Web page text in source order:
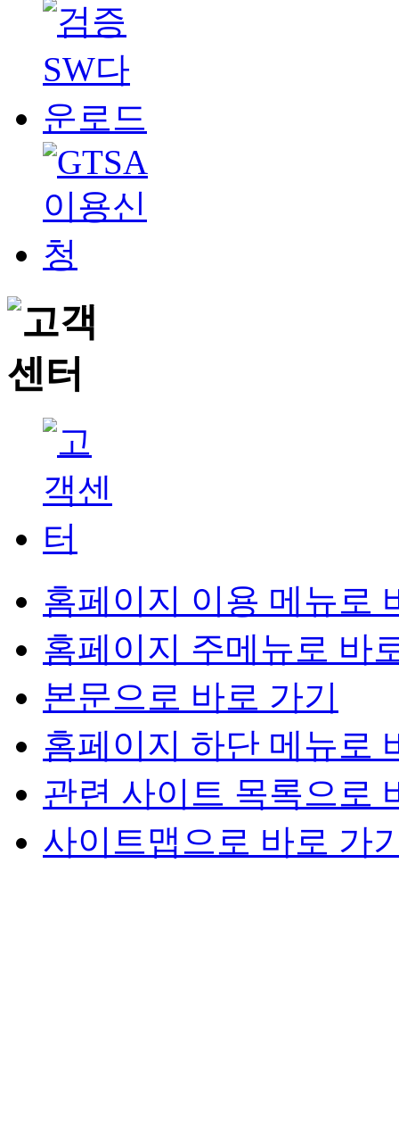
홈페이지 이용 메뉴로
홈페이지 주메뉴로 바
본문으로 바로 가기
홈페이지 하단 메뉴로
관련 사이트 목록으로
사이트맵으로 바로 가